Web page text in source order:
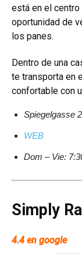
está en el
oportunidad de
los panes.
Dentro de una
te transporta en
confortable con
Spiegelgasse
WEB
Dom – Vie:
Simply
4.4 en google